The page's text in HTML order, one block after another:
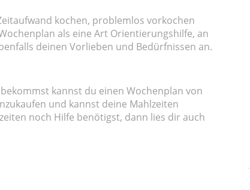
kochen, problemlos vorkochen
als eine Art Orientierungshilfe, an
deinen Vorlieben und Bedürfnissen an.
kannst du einen Wochenplan von
und kannst deine Mahlzeiten
noch Hilfe benötigst, dann lies dir auch